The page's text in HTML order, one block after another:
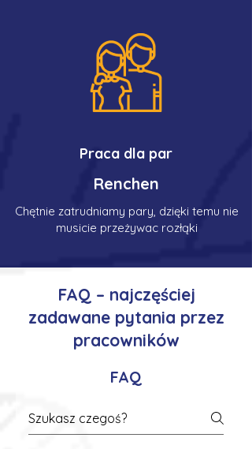
Praca dla par
Renchen
Chętnie zatrudniamy pary, dzięki temu nie
musicie przeżywac rozłąki
FAQ – najczęściej
zadawane pytania przez
pracowników
FAQ